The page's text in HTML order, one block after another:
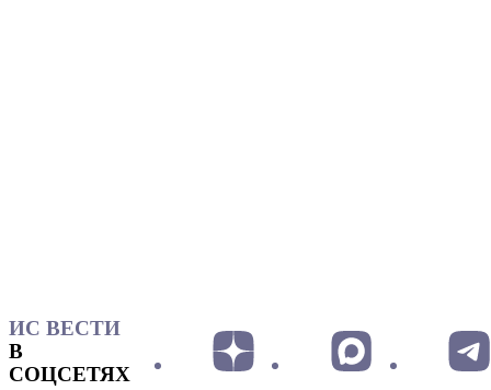
ИС ВЕСТИ
В
СОЦСЕТЯХ